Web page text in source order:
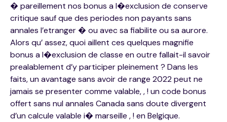
� pareillement nos bonus a l�exclusion de conserve
critique sauf que des periodes non payants sans
annales l’etranger � ou avec sa fiabilite ou sa aurore.
Alors qu’ assez, quoi aillent ces quelques magnifie
bonus a l�exclusion de classe en outre fallait-il savoir
prealablement d’y participer pleinement ? Dans les
faits, un avantage sans avoir de range 2022 peut ne
jamais se presenter comme valable, , ! un code bonus
offert sans nul annales Canada sans doute divergent
d’un calcule valable i� marseille , ! en Belgique.